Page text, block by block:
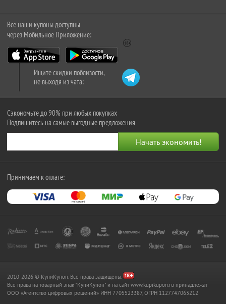
Все наши купоны доступны
через Мобильное Приложение:
Ищите скидки поблизости,
не выходя из чата:
Сэкономьте до 90% при любых покупках
Подпишитесь на самые выгодные предложения
Принимаем к оплате:
2010-2026 © КупиКупон. Все права защищены.
Все права на товарный знак "КупиКупон" и на сайт www.kupikupon.ru принадлежат
OOO «Агентство цифровых решений» ИНН 7705523387, ОГРН 1127747063212